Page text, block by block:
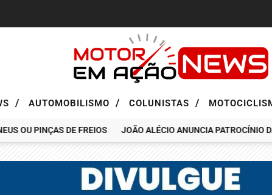
/ AUTOMOBILISMO / COLUNISTAS /
PINÇAS DE FREIOS JOÃO ALÉCIO ANUNCIA PATROCÍNIO DA